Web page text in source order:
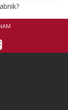
Facebook